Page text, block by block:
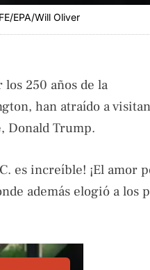
EPA/Will Oliver
250 años de la
han atraído a
Donald Trump.
es increíble! ¡El amor
además elogió a los